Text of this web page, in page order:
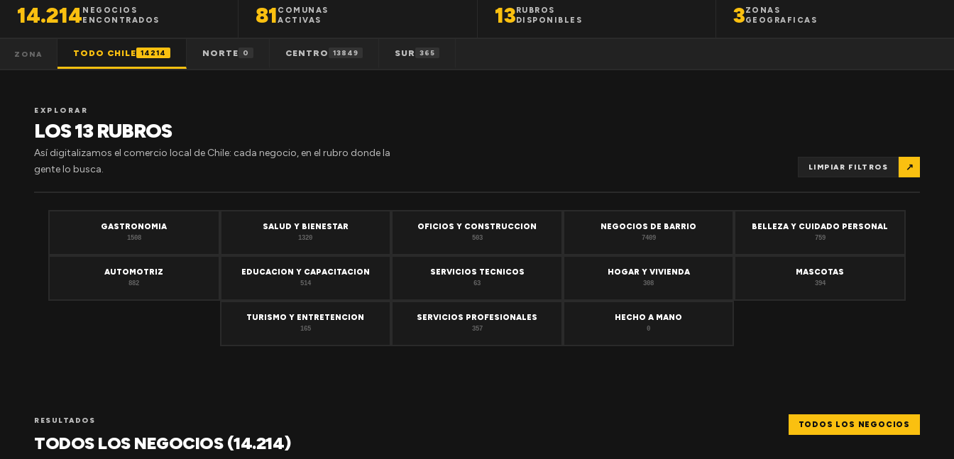
14.214NEGOCIOS
ENCONTRADOS
81COMUNAS
ACTIVAS
13RUBROS
DISPONIBLES
3ZONAS
GEOGRAFICAS
ZONA TODO CHILE 14214 NORTE 0 CENTRO 13849 SUR 365
EXPLORAR
LOS 13 RUBROS
Así digitalizamos el comercio local de Chile: cada negocio, en el rubro donde la
gente lo busca.
LIMPIAR FILTROS ↗
GASTRONOMIA
1508
SALUD Y BIENESTAR
1320
OFICIOS Y CONSTRUCCION
503
NEGOCIOS DE BARRIO
7409
BELLEZA Y CUIDADO PERSONAL
759
AUTOMOTRIZ
882
EDUCACION Y CAPACITACION
514
SERVICIOS TECNICOS
63
HOGAR Y VIVIENDA
308
MASCOTAS
394
TURISMO Y ENTRETENCION
165
SERVICIOS PROFESIONALES
357
HECHO A MANO
0
RESULTADOS
TODOS LOS NEGOCIOS (14.214)
TODOS LOS NEGOCIOS